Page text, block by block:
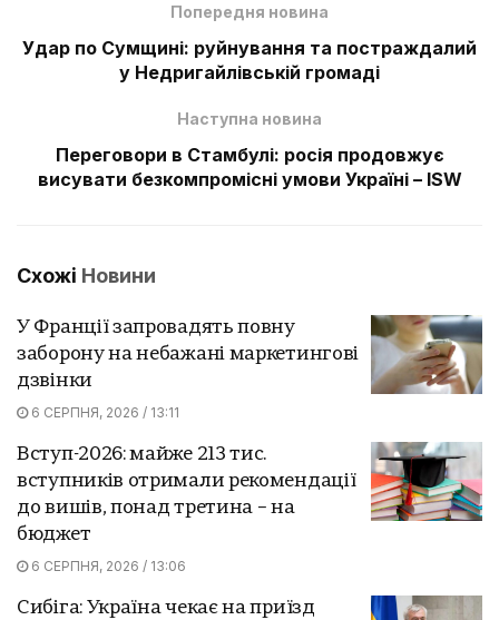
Попередня новина
Удар по Сумщині: руйнування та постраждалий
у Недригайлівській громаді
Наступна новина
Переговори в Стамбулі: росія продовжує
висувати безкомпромісні умови Україні – ISW
Схожі Новини
У Франції запровадять повну
заборону на небажані маркетингові
дзвінки
6 СЕРПНЯ, 2026 / 13:11
Вступ-2026: майже 213 тис.
вступників отримали рекомендації
до вишів, понад третина – на
бюджет
6 СЕРПНЯ, 2026 / 13:06
Сибіга: Україна чекає на приїзд